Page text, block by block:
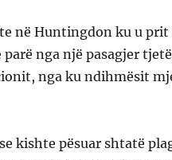
në Huntingdon ku u prit
nga një pasagjer
nga ku ndihmësit
kishte pësuar shtatë